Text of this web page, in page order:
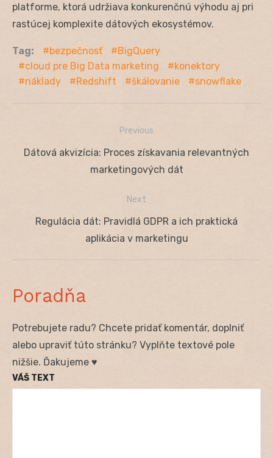
platforme, ktorá udržiava konkurenčnú výhodu aj pri
rastúcej komplexite dátových ekosystémov.
Tag: bezpečnosť
BigQuery
cloud pre Big Data marketing
konektory
náklady
Redshift škálovanie snowflake
Navigácia
Previous
Previous
Dátová akvizícia: Proces získavania relevantných
marketingových dát
Next
NextRegulácia dát: Pravidlá GDPR a ich praktická
aplikácia v marketingu
Poradňa
Potrebujete radu? Chcete pridať komentár, doplniť
alebo upraviť túto stránku? Vyplňte textové pole
nižšie. Ďakujeme ♥
VÁŠ TEXT